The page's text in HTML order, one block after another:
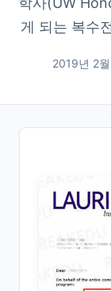
게 되는 복수
2019년 2